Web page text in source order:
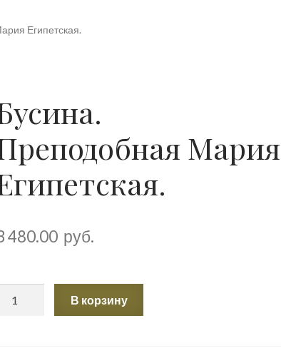
Египетская.
Мария
480.00 руб.
В корзину